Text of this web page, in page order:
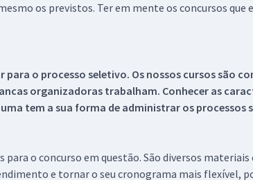
os previstos. Ter em mente os concursos que
para o processo seletivo. Os nossos cursos são
organizadoras trabalham. Conhecer as
tem a sua forma de administrar os processos
para o concurso em questão. São diversos
e tornar o seu cronograma mais flexível,